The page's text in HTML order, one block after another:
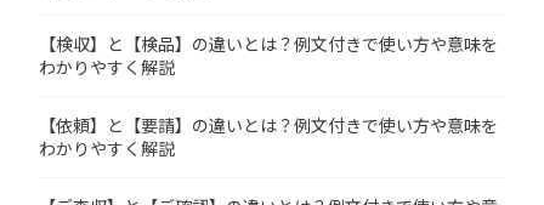
【検収】と【検品】の違いとは？例文付きで使い方や意味を
わかりやすく解説
【依頼】と【要請】の違いとは？例文付きで使い方や意味を
わかりやすく解説